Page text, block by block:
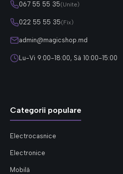
067 55 55 35(Unite)
022 55 55 35(Fix)
admin@magicshop.md
Lu-Vi 9:00-18:00, Sâ 10:00-15:00
Categorii populare
Electrocasnice
Electronice
Mobilă